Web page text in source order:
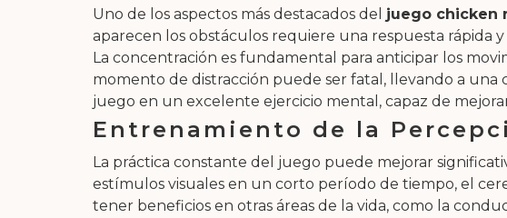
Uno de los aspectos más destacados del juego chicken
aparecen los obstáculos requiere una respuesta rápida y
La concentración es fundamental para anticipar los
momento de distracción puede ser fatal, llevando a una
juego en un excelente ejercicio mental, capaz de
Entrenamiento de la
La práctica constante del juego puede mejorar
estímulos visuales en un corto período de tiempo, el
tener beneficios en otras áreas de la vida, como la